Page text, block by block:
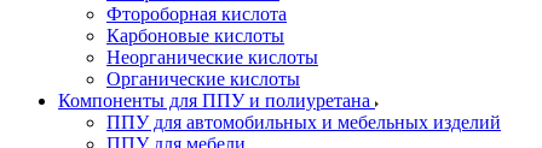
Фтороборная кислота
Карбоновые кислоты
Неорганические кислоты
Органические кислоты
Компоненты для ППУ и полиуретана
ППУ для автомобильных и мебельных изделий
ППУ для мебели